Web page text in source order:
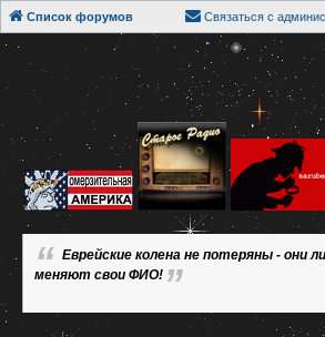
Список форумов Связаться с
Еврейские колена не потеряны - они
меняют свои ФИО!